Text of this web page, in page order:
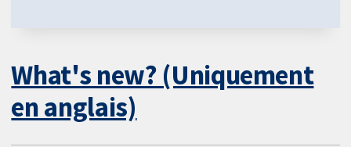
What's new? (Uniquement
en anglais)